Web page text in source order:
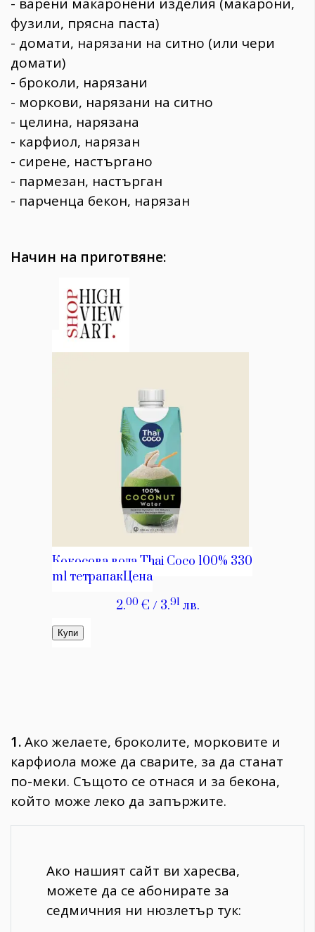
фузили, прясна паста)
- домати, нарязани на ситно (или чери
домати)
- броколи, нарязани
- моркови, нарязани на ситно
- целина, нарязана
- карфиол, нарязан
- сирене, настъргано
- пармезан, настърган
- парченца бекон, нарязан
Начин на приготвяне:
1.Ако желаете, броколитe, морковите и
карфиола може да сварите, за да станат
по-меки. Същото се отнася и за бекона,
който може леко да запържите.
Ако нашият сайт ви харесва,
можете да се абонирате за
седмичния ни нюзлетър тук: